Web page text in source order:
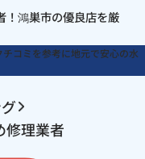
！鴻巣市の優良店を厳
修理業者